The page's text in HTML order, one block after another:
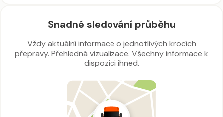
Snadné sledování průběhu
Vždy aktuální informace o jednotlivých krocích
přepravy. Přehledná vizualizace. Všechny informace k
dispozici ihned.